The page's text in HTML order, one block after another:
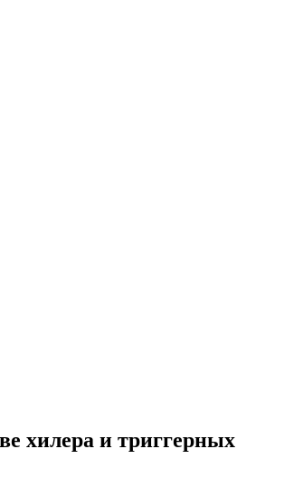
хилера и триггерных